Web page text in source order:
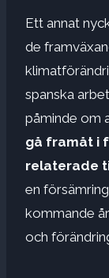
Ett annat
de
spanska
påminde om
gå framåt i
relaterade
en
kommande
och